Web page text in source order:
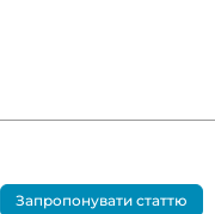
Запропонувати статтю